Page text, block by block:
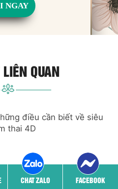
NGAY
QUAN
điều cần biết về siêu
thai 4D
CHAT ZALO FACEBOOK